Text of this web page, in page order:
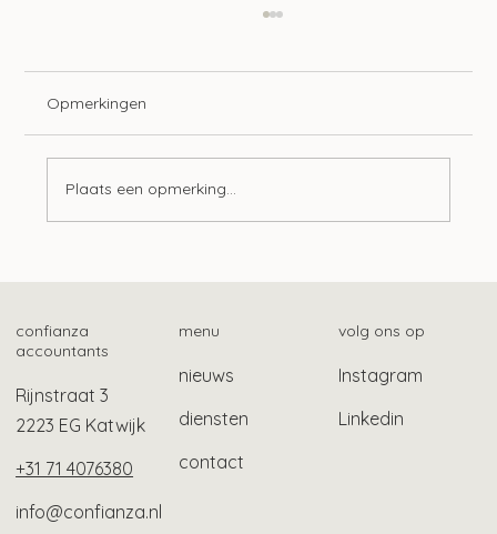
Opmerkingen
Plaats een opmerking...
confianza
accountants
Rijnstraat 3
2223 EG Katwijk
+31 71 4076380
info@confianza.nl
menu
nieuws
diensten
contact
volg ons op
Instagram
Linkedin